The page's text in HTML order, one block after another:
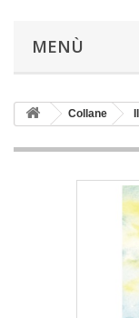
MENÙ
Collane